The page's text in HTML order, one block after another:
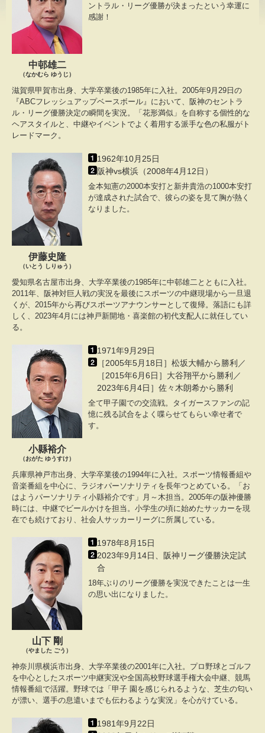
中邨雄二
（なかむら ゆうじ）
ントラル・リーグ優勝が決まったという幸運に
感謝！
滋賀県甲賀市出身、大学卒業後の1985年に入社。2005年9月29日の
『ABCフレッシュアップベースボール』において、阪神のセントラ
ル・リーグ優勝決定の瞬間を実況。「花形満似」を自称する個性的な
ヘアスタイルと、中継やイベントでよく着用する派手な色の私服がト
レードマーク。
伊藤史隆
（いとう しりゅう）
1962年10月25日
阪神vs横浜（2008年4月12日）
金本知憲の2000本安打と新井貴浩の1000本安打
が達成された試合で、彼らの姿を見て胸が熱く
なりました。
愛知県名古屋市出身、大学卒業後の1985年に中邨雄二とともに入社。
2011年、阪神対巨人戦の実況を最後にスポーツの中継現場から一旦退
くが、2015年から再びスポーツアナウンサーとして復帰。落語にも詳
しく、2023年4月には神戸新開地・喜楽館の初代支配人に就任してい
る。
小縣裕介
（おがた ゆうすけ）
1971年9月29日
［2005年5月18日］松坂大輔から勝利／
［2015年6月6日］大谷翔平から勝利／
2023年6月4日］佐々木朗希から勝利
全て甲子園での交流戦。タイガースファンの記
憶に残る試合をよく喋らせてもらい幸せ者で
す。
兵庫県神戸市出身、大学卒業後の1994年に入社。スポーツ情報番組や
音楽番組を中心に、ラジオパーソナリティを長年つとめている。「お
はようパーソナリティ小縣裕介です」月～木担当。2005年の阪神優勝
時には、中継でビールかけを担当。小学生の頃に始めたサッカーを現
在でも続けており、社会人サッカーリーグに所属している。
山下 剛
（やました ごう）
1978年8月15日
2023年9月14日、阪神リーグ優勝決定試
合
18年ぶりのリーグ優勝を実況できたことは一生
の思い出になりました。
神奈川県横浜市出身、大学卒業後の2001年に入社。プロ野球とゴルフ
を中心としたスポーツ中継実況や全国高校野球選手権大会中継、競馬
情報番組で活躍。野球では「甲子 園を感じられるような、芝生の匂い
が漂い、選手の息遣いまでも伝わるような実況」を心がけている。
1981年9月22日